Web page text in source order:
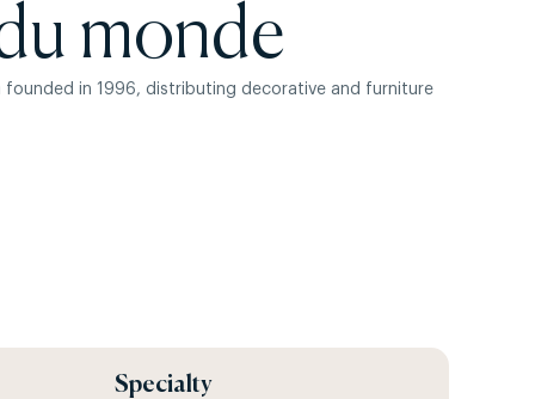
monde
founded in 1996, distributing decorative and furniture
Specialty